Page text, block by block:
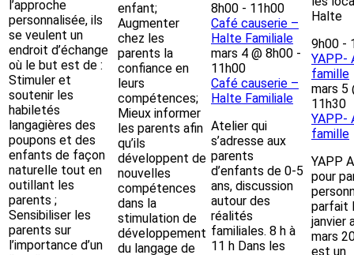
l’approche
personnalisée, ils
se veulent un
endroit d’échange
où le but est de :
Stimuler et
soutenir les
habiletés
langagières des
poupons et des
enfants de façon
naturelle tout en
outillant les
parents ;
Sensibiliser les
parents sur
l’importance d’un
enfant;
Augmenter
chez les
parents la
confiance en
leurs
compétences;
Mieux informer
les parents afin
qu’ils
développent de
nouvelles
compétences
dans la
stimulation de
développement
du langage de
8h00 - 11h00
Café causerie –
Halte Familiale
mars 4 @ 8h00 -
11h00
Café causerie –
Halte Familiale
Atelier qui
s’adresse aux
parents
d’enfants de 0-5
ans, discussion
autour des
réalités
familiales. 8 h à
11 h Dans les
Halte
9h00 -
YAPP-
famille
mars 5
11h30
YAPP-
famille
YAPP
pour
parfait
janvier
mars
est un